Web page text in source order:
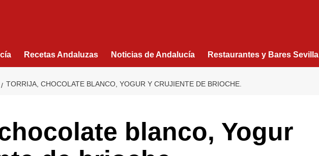
Recetas Andaluzas Noticias de Andalucía Restaurantes y Bares Sevilla
TORRIJA, CHOCOLATE BLANCO, YOGUR Y CRUJIENTE DE BRIOCHE.
blanco, Yogur